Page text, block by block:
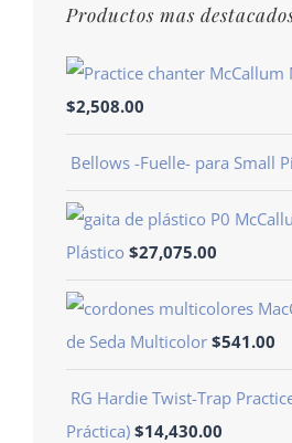
Productos mas
$2,508.00
Bellows -Fuelle- para Small
Plástico $27,075.00
de Seda Multicolor $541.00
RG Hardie Twist-Trap
Práctica) $14,430.00